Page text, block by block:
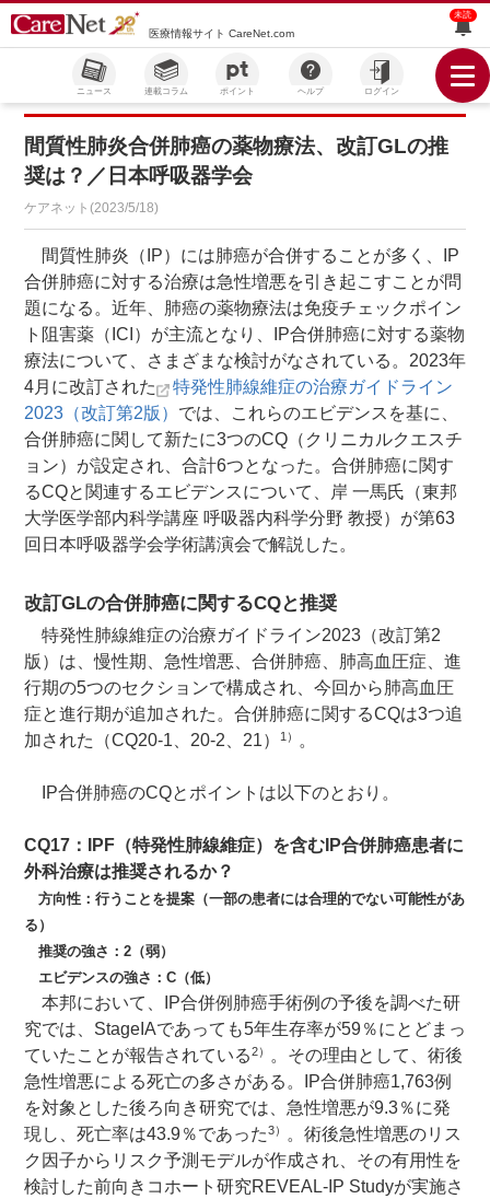
医療情報サイト CareNet.com
未読
ニュース 連載コラム ポイント ヘルプ ログイン
間質性肺炎合併肺癌の薬物療法、改訂GLの推
奨は？／日本呼吸器学会
ケアネット(2023/5/18)
間質性肺炎（IP）には肺癌が合併することが多く、IP
合併肺癌に対する治療は急性増悪を引き起こすことが問
題になる。近年、肺癌の薬物療法は免疫チェックポイン
ト阻害薬（ICI）が主流となり、IP合併肺癌に対する薬物
療法について、さまざまな検討がなされている。2023年
4月に改訂された
特発性肺線維症の治療ガイドライン
2023（改訂第2版） では、これらのエビデンスを基に、
合併肺癌に関して新たに3つのCQ（クリニカルクエスチ
ョン）が設定され、合計6つとなった。合併肺癌に関す
るCQと関連するエビデンスについて、岸 一馬氏（東邦
大学医学部内科学講座 呼吸器内科学分野 教授）が第63
回日本呼吸器学会学術講演会で解説した。
改訂GLの合併肺癌に関するCQと推奨
特発性肺線維症の治療ガイドライン2023（改訂第2
版）は、慢性期、急性増悪、合併肺癌、肺高血圧症、進
行期の5つのセクションで構成され、今回から肺高血圧
症と進行期が追加された。合併肺癌に関するCQは3つ追
加された（CQ20-1、20-2、21）
1） 。
IP合併肺癌のCQとポイントは以下のとおり。
CQ17：IPF（特発性肺線維症）を含むIP合併肺癌患者に
外科治療は推奨されるか？
方向性：行うことを提案（一部の患者には合理的でない可能性があ
る）
推奨の強さ：2（弱）
エビデンスの強さ：C（低）
本邦において、IP合併例肺癌手術例の予後を調べた研
究では、StageIAであっても5年生存率が59％にとどまっ
ていたことが報告されている2） 。その理由として、術後
急性増悪による死亡の多さがある。IP合併肺癌1,763例
を対象とした後ろ向き研究では、急性増悪が9.3％に発
現し、死亡率は43.9％であった3） 。術後急性増悪のリス
ク因子からリスク予測モデルが作成され、その有用性を
検討した前向きコホート研究REVEAL-IP Studyが実施さ